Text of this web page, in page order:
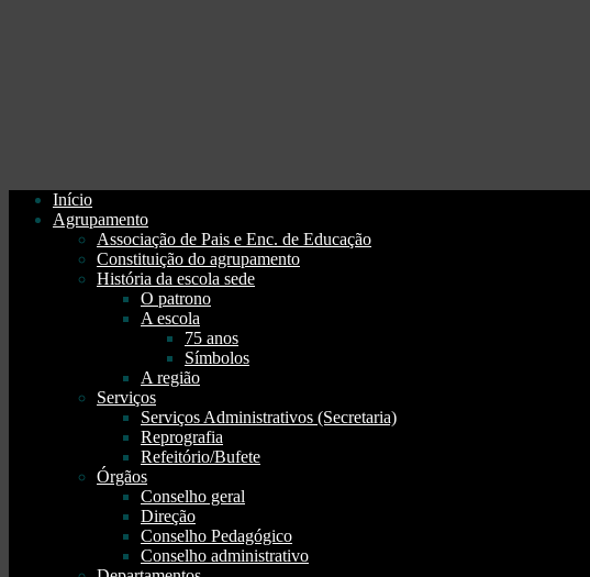
Início
Agrupamento
Associação de Pais e Enc. de Educação
Constituição do agrupamento
História da escola sede
O patrono
A escola
75 anos
Símbolos
A região
Serviços
Serviços Administrativos (Secretaria)
Reprografia
Refeitório/Bufete
Órgãos
Conselho geral
Direção
Conselho Pedagógico
Conselho administrativo